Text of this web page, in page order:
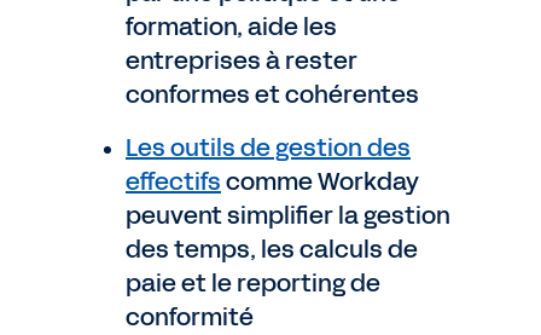
formation, aide les
entreprises à rester
conformes et cohérentes
Les outils de gestion des
effectifscomme Workday
peuvent simplifier la gestion
des temps, les calculs de
paie et le reporting de
conformité